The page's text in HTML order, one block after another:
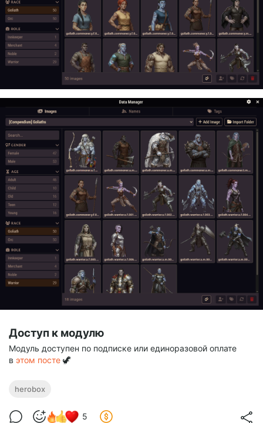
Доступ к модулю
Модуль доступен по подписке или единоразовой оплате
в этом посте 🦖
herobox
5